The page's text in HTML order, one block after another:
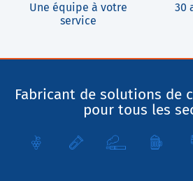
Une équipe à votre
service
30
Fabricant de solutions de
pour tous les